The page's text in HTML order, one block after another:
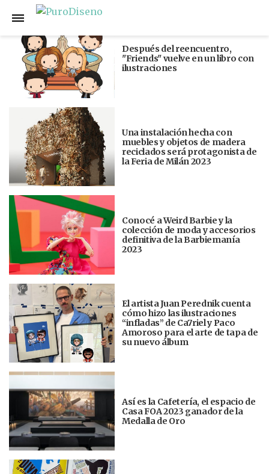
Anterior
Después del reencuentro,
"Friends" vuelve en un libro con
ilustraciones
Una instalación hecha con
muebles y objetos de madera
reciclados será protagonista de
la Feria de Milán 2023
Conocé a Weird Barbie y la
colección de moda y accesorios
definitiva de la Barbiemanía
2023
El artista Juan Perednik cuenta
cómo hizo las ilustraciones
“infladas” de Ca7riel y Paco
Amoroso para el arte de tapa de
su nuevo álbum
Así es la Cafetería, el espacio de
Casa FOA 2023 ganador de la
Medalla de Oro
Siguiente